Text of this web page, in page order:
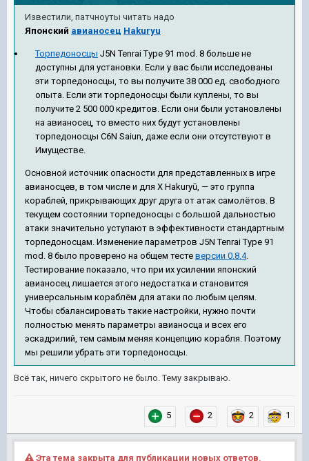
Известили, патчноуты читать надо
Японский авианосец Hakuryu
Торпедоносцы J5N Tenrai Type 91 mod. 8 больше не
доступны для установки. Если у вас были исследованы
эти торпедоносцы, то вы получите 38 000 ед. свободного
опыта. Если эти торпедоносцы были куплены, то вы
получите 2 500 000 кредитов. Если они были установлены
на авианосец, то вместо них будут установлены
торпедоносцы C6N Saiun, даже если они отсутствуют в
Имуществе.
Основной источник опасности для представленных в игре
авианосцев, в том числе и для X Hakuryū, — это группа
кораблей, прикрывающих друг друга от атак самолётов. В
текущем состоянии торпедоносцы с большой дальностью
атаки значительно уступают в эффективности стандартным
торпедоносцам. Изменение параметров J5N Tenrai Type 91
mod. 8 было проверено на общем тесте версии 0.8.4.
Тестирование показало, что при их усилении японский
авианосец лишается этого недостатка и становится
универсальным кораблём для атаки по любым целям.
Чтобы сбалансировать такие настройки, нужно почти
полностью менять параметры авианосца и всех его
эскадрилий, тем самым меняя концепцию корабля. Поэтому
мы решили убрать эти торпедоносцы.
Всё так, ничего скрытого не было. Тему закрываю.
5 2 2 1
Эта тема закрыта для публикации новых ответов.